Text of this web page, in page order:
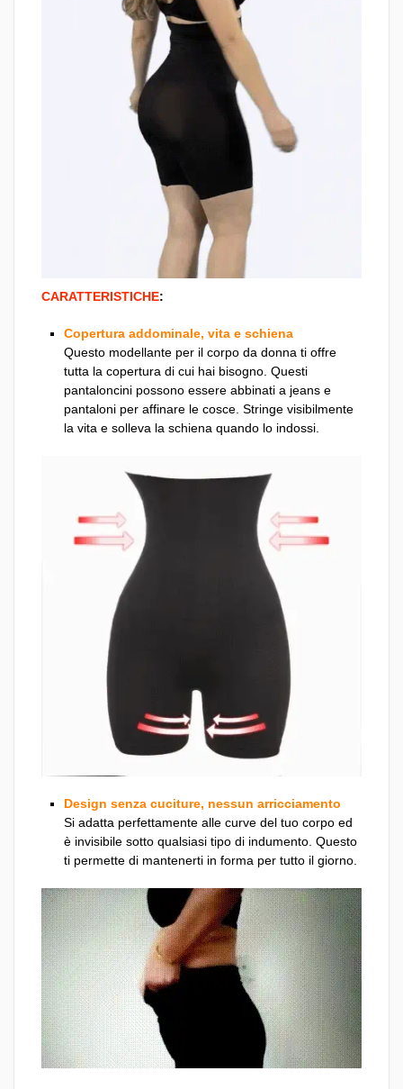
CARATTERISTICHE:
Copertura addominale, vita e schiena
Questo modellante per il corpo da donna ti offre
tutta la copertura di cui hai bisogno. Questi
pantaloncini possono essere abbinati a jeans e
pantaloni per affinare le cosce. Stringe visibilmente
la vita e solleva la schiena quando lo indossi.
Design senza cuciture, nessun arricciamento
Si adatta perfettamente alle curve del tuo corpo ed
è invisibile sotto qualsiasi tipo di indumento. Questo
ti permette di mantenerti in forma per tutto il giorno.